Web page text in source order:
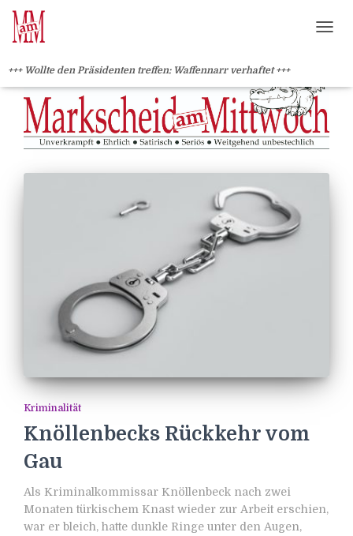
+++ Wollte den Präsidenten treffen: Waffennarr verhaftet +++
Kriminalität
Knöllenbecks Rückkehr vom
Gau
Als Kriminalkommissar Knöllenbeck nach zwei
Monaten türkischem Knast wieder zur Arbeit erschien,
war er bleich, hatte dunkle Ringe unter den Augen,